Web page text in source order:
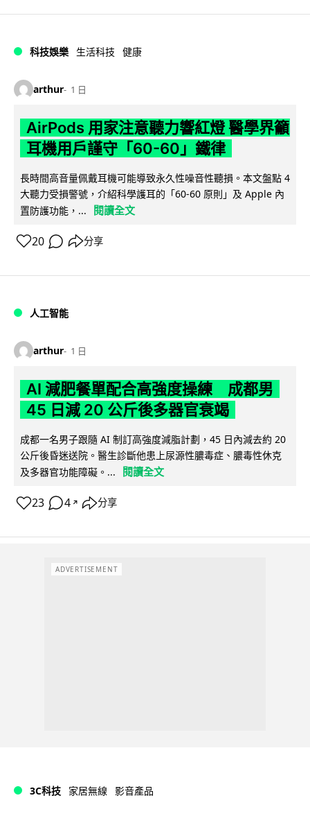
科技娛樂 生活科技 健康
arthur 1 日
AirPods 用家注意聽力響紅燈 醫學界籲
耳機用戶謹守「60-60」鐵律
長時間高音量佩戴耳機可能導致永久性噪音性聽損。本文盤點 4
大聽力受損警號，介紹科學護耳的「60-60 原則」及 Apple 內
置防護功能，...
閱讀全文
20 分享
人工智能
arthur 1 日
AI 減肥餐單配合高強度操練 成都男
45 日減 20 公斤後多器官衰竭
成都一名男子跟隨 AI 制訂高強度減脂計劃，45 日內減去約 20
公斤後昏迷送院。醫生診斷他患上尿源性膿毒症、膿毒性休克
及多器官功能障礙。...
閱讀全文
23 4 ↗ 分享
ADVERTISEMENT
3C科技 家居無線 影音產品